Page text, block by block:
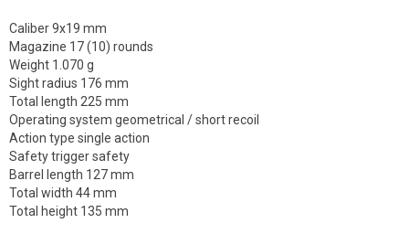
Caliber 9x19 mm
Magazine 17 (10) rounds
Weight 1.070 g
Sight radius 176 mm
Total length 225 mm
Operating system geometrical / short recoil
Action type single action
Safety trigger safety
Barrel length 127 mm
Total width 44 mm
Total height 135 mm